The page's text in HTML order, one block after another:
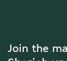
Join the